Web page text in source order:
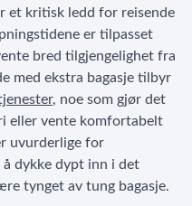
et kritisk ledd for reisende
er tilpasset
bred tilgjengelighet fra
med ekstra bagasje tilbyr
, noe som gjør det
eller vente komfortabelt
uvurderlige for
dykke dypt inn i det
tynget av tung bagasje.